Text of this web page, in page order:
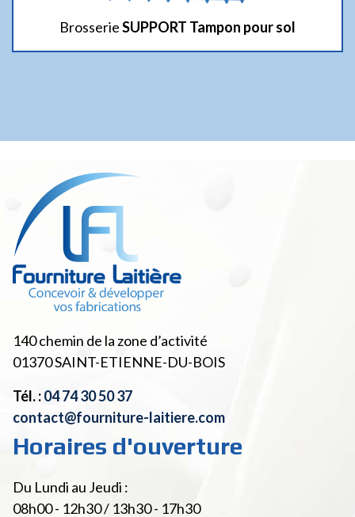
BrosserieSUPPORT Tampon pour sol
140 chemin de la zone d’activité
01370SAINT-ETIENNE-DU-BOIS
Tél. :04 74 30 50 37
contact@fourniture-laitiere.com
Horaires d'ouverture
Du Lundi au Jeudi :
08h00 - 12h30 / 13h30 - 17h30